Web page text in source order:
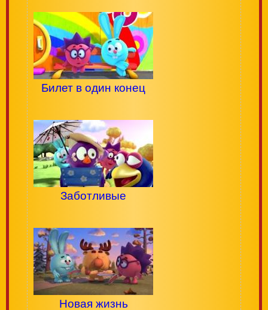
Билет в один конец
Заботливые
Новая жизнь